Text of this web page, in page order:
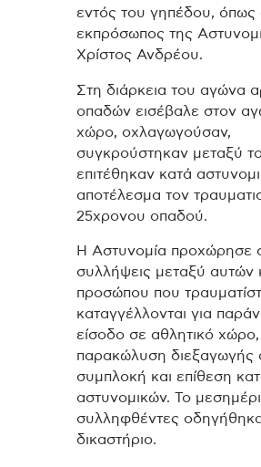
εντός του γηπέδου,
εκπρόσωπος της
Χρίστος Ανδρέου.
Στη διάρκεια του αγώνα
οπαδών εισέβαλε στον
χώρο, οχλαγωγούσαν,
συγκρούστηκαν μεταξύ
επιτέθηκαν κατά
αποτέλεσμα τον
25χρονου οπαδού.
Η Αστυνομία προχώρησε
συλλήψεις μεταξύ αυτών
προσώπου που
καταγγέλλονται για
είσοδο σε αθλητικό χώρο,
παρακώλυση διεξαγωγής
συμπλοκή και επίθεση
αστυνομικών. Το μεσημέρι
συλληφθέντες
δικαστήριο.